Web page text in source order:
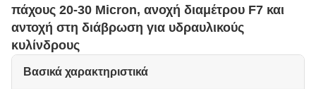
πάχους 20-30 Micron, ανοχή διαμέτρου F7 και
αντοχή στη διάβρωση για υδραυλικούς
κυλίνδρους
Βασικά χαρακτηριστικά